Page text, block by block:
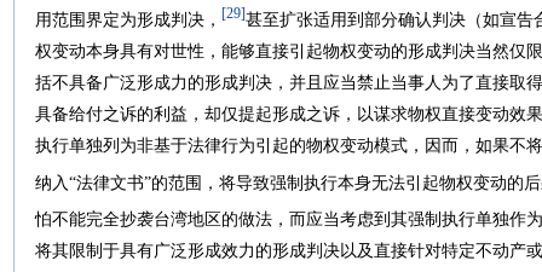
用范围界定为形成判决， [29] 甚至扩张适用到部分确认判决（如宣告
权变动本身具有对世性，能够直接引起物权变动的形成判决当然仅
括不具备广泛形成力的形成判决，并且应当禁止当事人为了直接取
具备给付之诉的利益，却仅提起形成之诉，以谋求物权直接变动效
执行单独列为非基于法律行为引起的物权变动模式，因而，如果不
纳入“法律文书”的范围，将导致强制执行本身无法引起物权变动的
怕不能完全抄袭台湾地区的做法，而应当考虑到其强制执行单独作
将其限制于具有广泛形成效力的形成判决以及直接针对特定不动产